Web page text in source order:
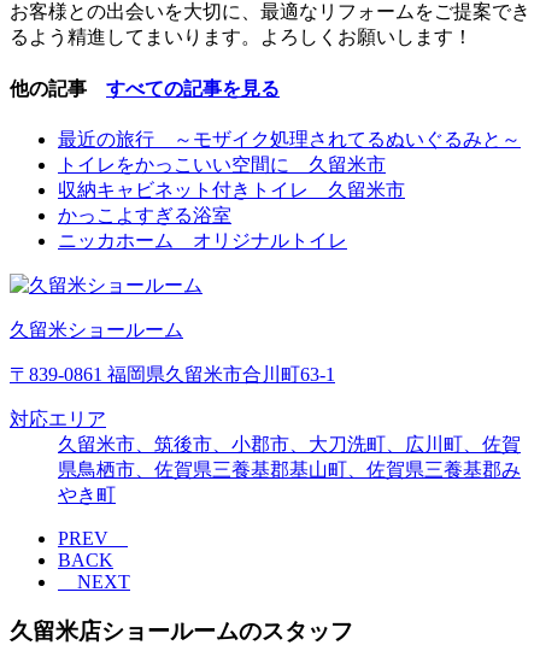
お客様との出会いを大切に、最適なリフォームをご提案でき
るよう精進してまいります。よろしくお願いします！
他の記事 すべての記事を見る
最近の旅行 ～モザイク処理されてるぬいぐるみと～
トイレをかっこいい空間に 久留米市
収納キャビネット付きトイレ 久留米市
かっこよすぎる浴室
ニッカホーム オリジナルトイレ
久留米ショールーム
〒839-0861 福岡県久留米市合川町63-1
対応エリア
久留米市、筑後市、小郡市、大刀洗町、広川町、佐賀
県鳥栖市、佐賀県三養基郡基山町、佐賀県三養基郡み
やき町
PREV
BACK
NEXT
久留米店ショールームのスタッフ